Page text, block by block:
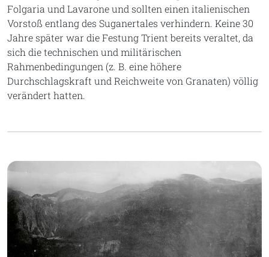
Folgaria und Lavarone und sollten einen italienischen
Vorstoß entlang des Suganertales verhindern. Keine 30
Jahre später war die Festung Trient bereits veraltet, da
sich die technischen und militärischen
Rahmenbedingungen (z. B. eine höhere
Durchschlagskraft und Reichweite von Granaten) völlig
verändert hatten.